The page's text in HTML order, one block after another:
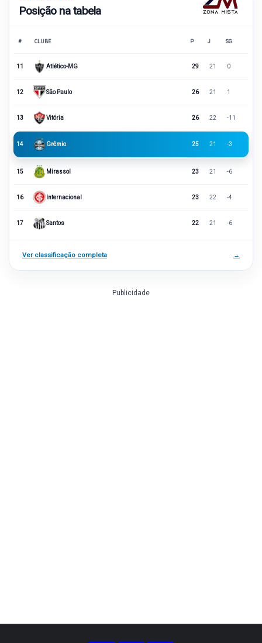
Posição na tabela
# CLUBE P J SG
11 Atlético-MG 29 21 0
12 São Paulo 26 21 1
13 Vitória 26 22 -11
14 Grêmio 25 21 -3
15 Mirassol 23 21 -6
16 Internacional 23 22 -4
17 Santos 22 21 -6
Ver classificação completa →
Publicidade